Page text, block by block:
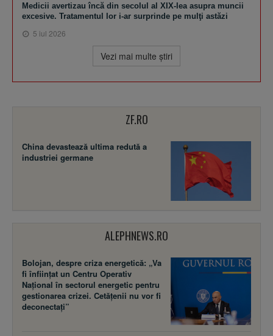
Medicii avertizau încă din secolul al XIX-lea asupra muncii
excesive. Tratamentul lor i-ar surprinde pe mulţi astăzi
5 iul 2026
Vezi mai multe ştiri
ZF.RO
China devastează ultima redută a
industriei germane
ALEPHNEWS.RO
Bolojan, despre criza energetică: „Va
fi înființat un Centru Operativ
Național în sectorul energetic pentru
gestionarea crizei. Cetățenii nu vor fi
deconectați”